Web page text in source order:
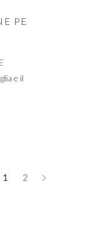
PE
e il
1 2